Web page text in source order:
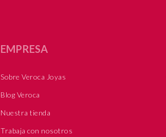
EMPRESA
Sobre Veroca Joyas
Blog Veroca
Nuestra tienda
Trabaja con nosotros